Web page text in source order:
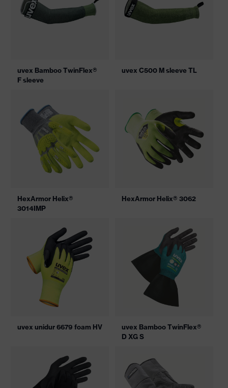
uvex Bamboo TwinFlex®
F sleeve
uvex C500 M sleeve TL
HexArmor Helix®
3014IMP
HexArmor Helix® 3062
uvex unidur 6679 foam HV
uvex Bamboo TwinFlex®
D XG S